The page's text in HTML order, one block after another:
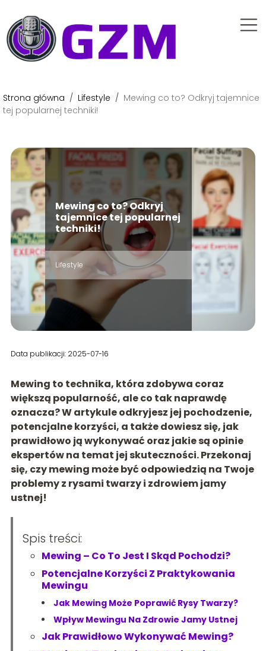
Strona główna / Lifestyle / Mewing co to? Odkryj tajemnice
tej popularnej techniki!
Mewing co to? Odkryj
tajemnice tej popularnej
techniki!
Lifestyle
Data publikacji: 2025-07-16
Mewing to technika, która zdobywa coraz
większą popularność, ale co tak naprawdę
oznacza? W artykule odkryjesz jej pochodzenie,
potencjalne korzyści, a także dowiesz się, jak
prawidłowo ją wykonywać oraz jakie są opinie
ekspertów na temat jej skuteczności. Przekonaj
się, czy mewing może być odpowiedzią na Twoje
problemy z rysami twarzy i zdrowiem jamy
ustnej!
Spis treści:
Mewing – Co To Jest I Skąd Pochodzi?
Potencjalne Korzyści Z Praktykowania
Mewingu
Jak Mewing Może Poprawić Rysy Twarzy?
Wpływ Mewingu Na Zdrowie Jamy Ustnej
Jak Prawidłowo Wykonywać Mewing?